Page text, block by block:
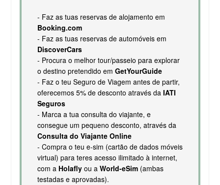
- Faz as tuas reservas de alojamento em
Booking.com
- Faz as tuas reservas de automóveis em
DiscoverCars
- Procura o melhor tour/passeio para explorar
o destino pretendido em GetYourGuide
- Faz o teu Seguro de Viagem antes de partir,
oferecemos 5% de desconto através da IATI
Seguros
- Marca a tua consulta do viajante, e
consegue um pequeno desconto, através da
Consulta do Viajante Online
- Compra o teu e-sim (cartão de dados móveis
virtual) para teres acesso ilimitado à internet,
com a Holaflyou a World-eSim(ambas
testadas e aprovadas).